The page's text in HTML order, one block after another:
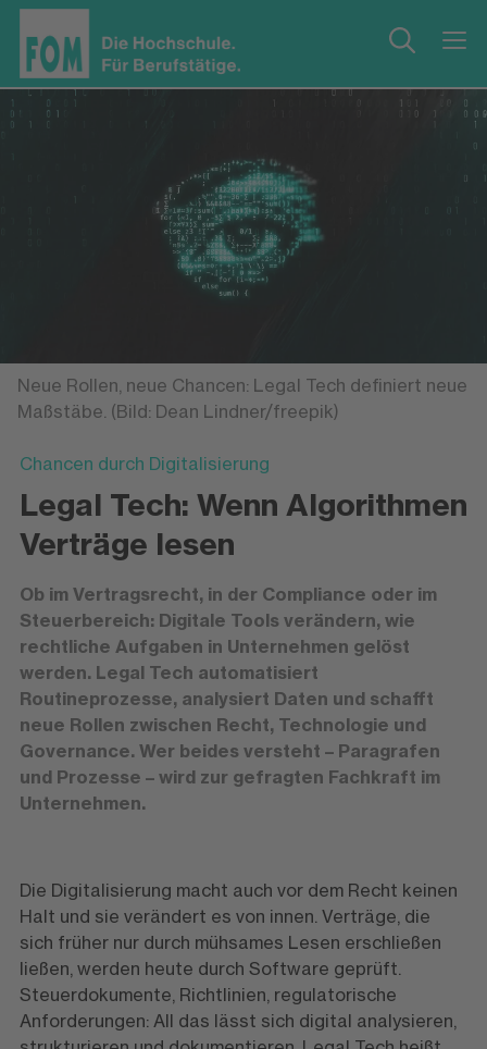
Neue Rollen, neue Chancen: Legal Tech definiert neue
Maßstäbe. (Bild: Dean Lindner/freepik)
Chancen durch Digitalisierung
Legal Tech: Wenn Algorithmen
Verträge lesen
Ob im Vertragsrecht, in der Compliance oder im
Steuerbereich: Digitale Tools verändern, wie
rechtliche Aufgaben in Unternehmen gelöst
werden. Legal Tech automatisiert
Routineprozesse, analysiert Daten und schafft
neue Rollen zwischen Recht, Technologie und
Governance. Wer beides versteht – Paragrafen
und Prozesse – wird zur gefragten Fachkraft im
Unternehmen.
Die Digitalisierung macht auch vor dem Recht keinen
Halt und sie verändert es von innen. Verträge, die
sich früher nur durch mühsames Lesen erschließen
ließen, werden heute durch Software geprüft.
Steuerdokumente, Richtlinien, regulatorische
Anforderungen: All das lässt sich digital analysieren,